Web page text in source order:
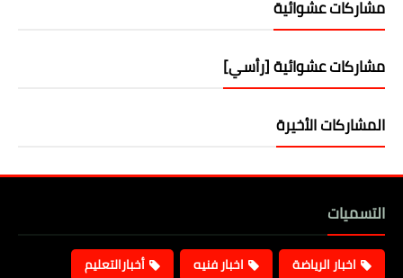
مشاركات عشوائية
مشاركات عشوائية [رأسي]
المشاركات الأخيرة
التسميات
اخبار الرياضة اخبار فنيه
أخبارالتعليم